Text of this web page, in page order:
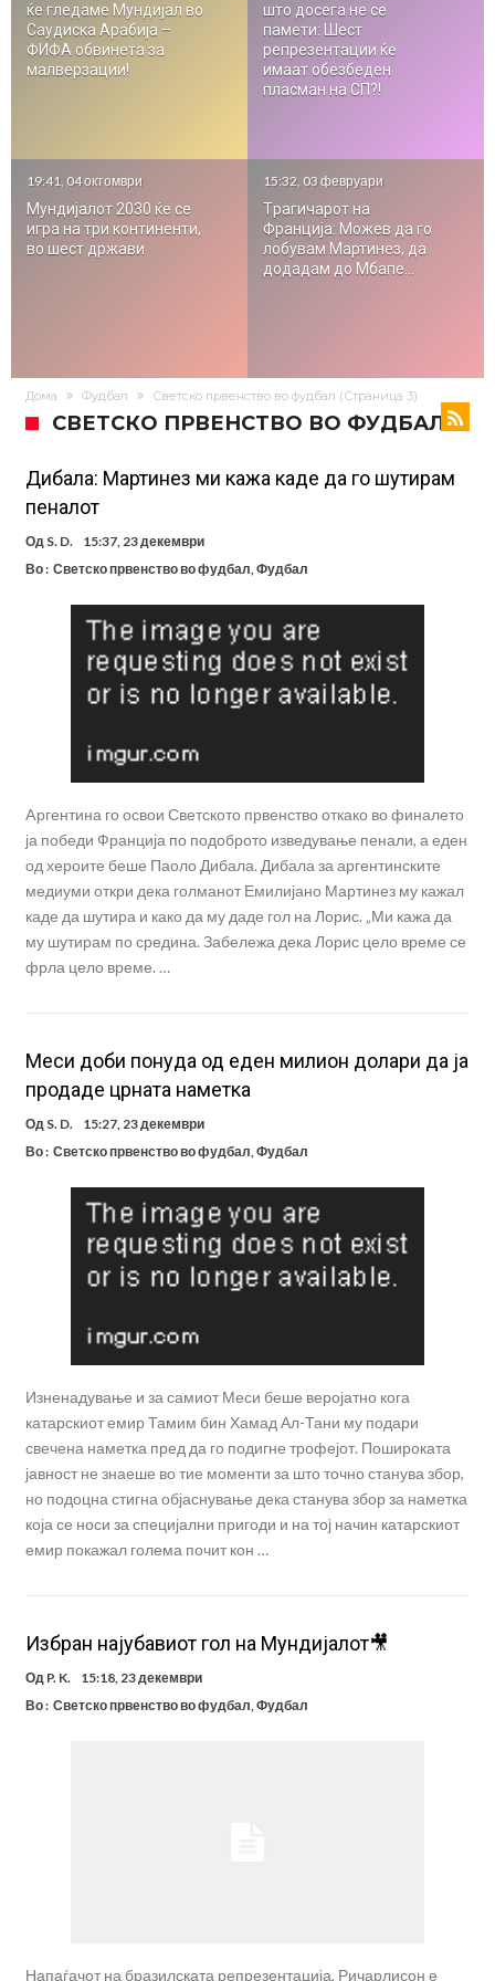
ќе гледаме Мундијал во
Саудиска Арабија –
ФИФА обвинета за
малверзации!
што досега не се
памети: Шест
репрезентации ќе
имаат обезбеден
пласман на СП?!
19:41, 04 октомври
Мундијалот 2030 ќе се
игра на три континенти,
во шест држави
15:32, 03 февруари
Tрагичарот на
Франција: Можев да го
лобувам Мартинез, да
додадам до Мбапе…
Дома Фудбал Светско првенство во фудбал (Страница 3)
СВЕТСКО ПРВЕНСТВО ВО ФУДБАЛ
Дибала: Мартинез ми кажа каде да го шутирам
пеналот
Од S. D.
15:37, 23 декември
Во : Светско првенство во фудбал Фудбал
Aргентина го освои Светското првенство откако во финалето
ја победи Франција по подоброто изведување пенали, а еден
од хероите беше Паоло Дибала. Дибала за аргентинските
медиуми откри дека голманот Емилијано Мартинез му кажал
каде да шутира и како да му даде гол на Лорис. „Ми кажа да
му шутирам по средина. Забележа дека Лорис цело време се
фрла цело време. …
Meси доби понуда од еден милион долари да ја
продаде црната наметка
Од S. D.
15:27, 23 декември
Во : Светско првенство во фудбал Фудбал
Изненадување и за самиот Меси беше веројатно кога
катарскиот емир Тамим бин Хамад Ал-Тани му подари
свечена наметка пред да го подигне трофејот. Пошироката
јавност не знаеше во тие моменти за што точно станува збор,
но подоцна стигна објаснување дека станува збор за наметка
која се носи за специјални пригоди и на тој начин катарскиот
емир покажал голема почит кон …
Избран најубавиот гол на Мундијалот🎥
Од P. K.
15:18, 23 декември
Во : Светско првенство во фудбал Фудбал
Напаѓачот на бразилската репрезентација, Ричарлисон е